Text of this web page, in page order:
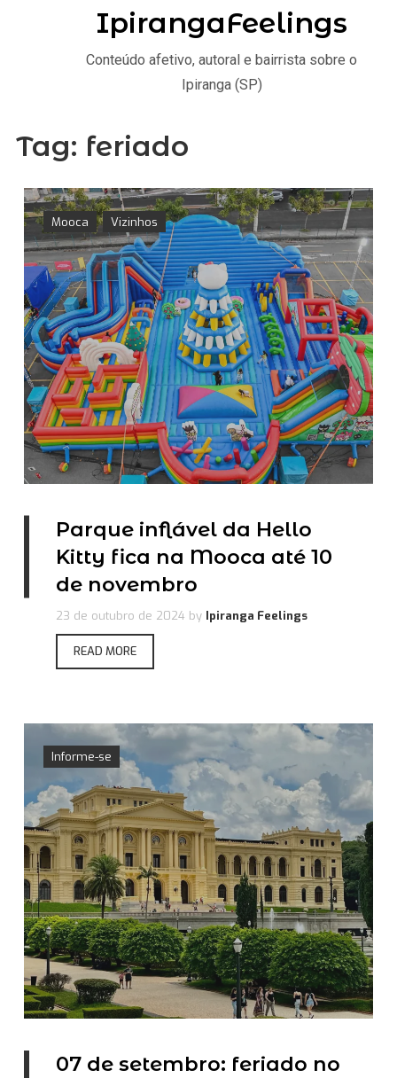
Tag: feriado
Mooca Vizinhos
Parque inflável da Hello
Kitty fica na Mooca até 10
de novembro
23 de outubro de 2024 by Ipiranga Feelings
READ MORE
Informe-se
07 de setembro: feriado no
IpirangaFeelings
Conteúdo afetivo, autoral e bairrista sobre o
Ipiranga (SP)